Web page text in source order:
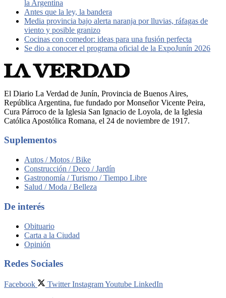
la Argentina
Antes que la ley, la bandera
Media provincia bajo alerta naranja por lluvias, ráfagas de
viento y posible granizo
Cocinas con comedor: ideas para una fusión perfecta
Se dio a conocer el programa oficial de la ExpoJunín 2026
El Diario La Verdad de Junín, Provincia de Buenos Aires,
República Argentina, fue fundado por Monseñor Vicente Peira,
Cura Párroco de la Iglesia San Ignacio de Loyola, de la Iglesia
Católica Apostólica Romana, el 24 de noviembre de 1917.
Suplementos
Autos / Motos / Bike
Construcción / Deco / Jardín
Gastronomía / Turismo / Tiempo Libre
Salud / Moda / Belleza
De interés
Obituario
Carta a la Ciudad
Opinión
Redes Sociales
Facebook Twitter InstagramYoutube LinkedIn